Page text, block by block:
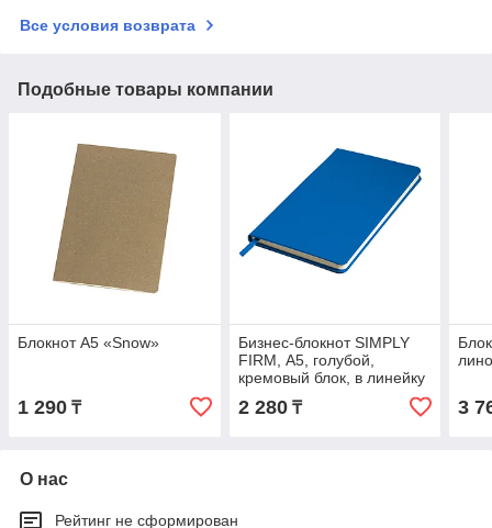
Все условия возврата
Подобные товары компании
Блокнот А5 «Snow»
1 290 ₸
Бизнес-блокнот SIMPLY
FIRM, А5, голубой,
кремовый блок, в линейку
2 280₸ 3
О нас
Рейтинг не сформирован